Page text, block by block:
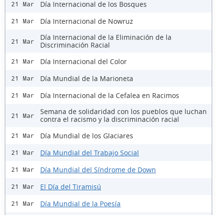
21 Mar Día Internacional de los Bosques
21 Mar Día Internacional de Nowruz
21 Mar
Día Internacional de la Eliminación de la
Discriminación Racial
21 Mar Día Internacional del Color
21 Mar Día Mundial de la Marioneta
21 Mar Día Internacional de la Cefalea en Racimos
21 Mar
Semana de solidaridad con los pueblos que luchan
contra el racismo y la discriminación racial
21 Mar Día Mundial de los Glaciares
21 Mar Día Mundial del Trabajo Social
21 Mar Día Mundial del Síndrome de Down
21 Mar El Día del Tiramisú
21 Mar Día Mundial de la Poesía